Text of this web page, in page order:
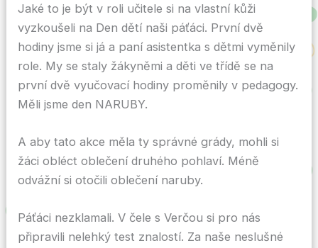
Jaké to je být v roli učitele si na vlastní kůži
vyzkoušeli na Den dětí naši páťáci. První dvě
hodiny jsme si já a paní asistentka s dětmi vyměnily
role. My se staly žákyněmi a děti ve třídě se na
první dvě vyučovací hodiny proměnily v pedagogy.
Měli jsme den NARUBY.
A aby tato akce měla ty správné grády, mohli si
žáci obléct oblečení druhého pohlaví. Méně
odvážní si otočili oblečení naruby.
Páťáci nezklamali. V čele s Verčou si pro nás
připravili nelehký test znalostí. Za naše neslušné